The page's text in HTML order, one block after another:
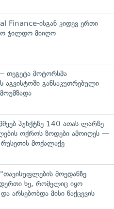
Finance-ისგან კიდევ ერთი
ჯილდო მიიღო
თეგეტა მოტორსმა
აგვისტოში განსაკუთრებული
პუნქტზე 140 ათას ლარზე
ოქროს ზოდები ამოიღეს —
მოქალაქე
მოედანზე
ხე, რომელიც იყო
არსებობდა მისი წაქცევის